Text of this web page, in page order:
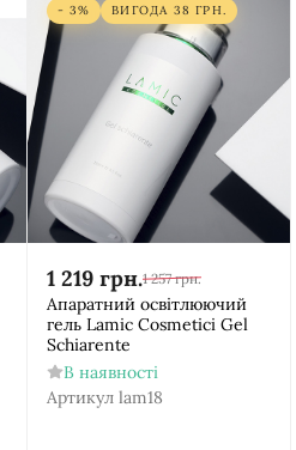
- 3% ВИГОДА 38 ГРН.
1 219 грн.1 257 грн.
Апаратний освітлюючий
гель Lamic Cosmetici Gel
Schiarente
В наявності
Артикул lam18